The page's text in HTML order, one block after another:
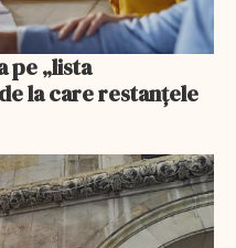
pe „lista
la care restanțele